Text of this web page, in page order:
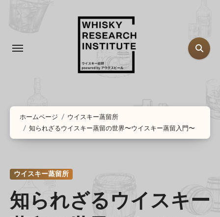
ホームページ
ウイスキー蒸留所
知られざるウイスキー蒸留の世界〜ウイスキー蒸留入門〜
ウイスキー蒸留所
知られざるウイスキー